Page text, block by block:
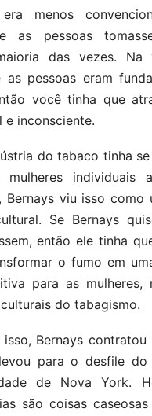
menos
as pessoas
das vezes. Na
as pessoas eram
você tinha que
e inconsciente.
do tabaco tinha
mulheres individuais
Bernays viu isso como
Se Bernays
então ele tinha
o fumo em
para as mulheres,
do tabagismo.
isso, Bernays
para o desfile do
de Nova York.
são coisas